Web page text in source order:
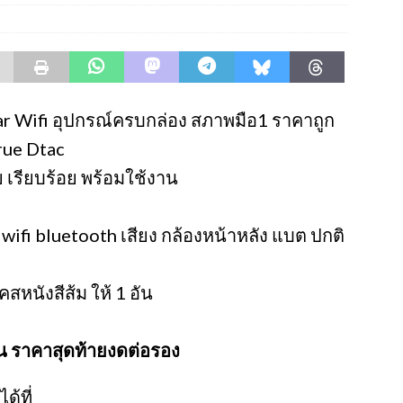
Wifi อุปกรณ์ครบกล่อง สภาพมือ1 ราคาถูก
Dtac
รียบร้อย พร้อมใช้งาน
bluetooth เสียง กล้องหน้าหลัง แบต ปกติ
สหนังสีส้ม ให้ 1 อัน
ราคาสุดท้ายงดต่อรอง
ด้ที่